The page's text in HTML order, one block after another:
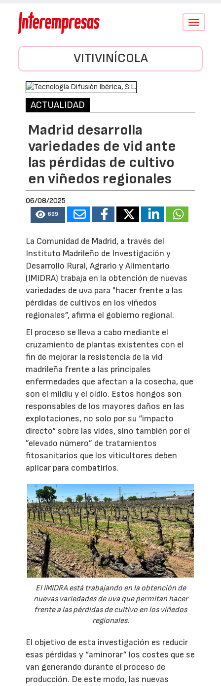
Conmutar
VITIVINÍCOLA
ACTUALIDAD
Madrid desarrolla
variedades de vid ante
las pérdidas de cultivo
en viñedos regionales
06/08/2025
699
La Comunidad de Madrid, a través del
Instituto Madrileño de Investigación y
Desarrollo Rural, Agrario y Alimentario
(IMIDRA) trabaja en la obtención de nuevas
variedades de uva para "hacer frente a las
pérdidas de cultivos en los viñedos
regionales”, afirma el gobierno regional.
El proceso se lleva a cabo mediante el
cruzamiento de plantas existentes con el
fin de mejorar la resistencia de la vid
madrileña frente a las principales
enfermedades que afectan a la cosecha, que
son el mildiu y el oidio. Estos hongos son
responsables de los mayores daños en las
explotaciones, no solo por su “impacto
directo“ sobre las vides, sino también por el
”elevado número” de tratamientos
fitosanitarios que los viticultores deben
aplicar para combatirlos.
El IMIDRA está trabajando en la obtención de
nuevas variedades de uva que permitan hacer
frente a las pérdidas de cultivo en los viñedos
regionales.
El objetivo de esta investigación es reducir
esas pérdidas y “aminorar” los costes que se
van generando durante el proceso de
producción. De este modo, las nuevas